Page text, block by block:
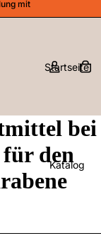
mit
Startseite
Katalog
bei
den